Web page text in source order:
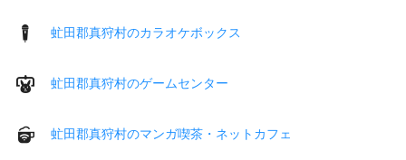
虻田郡真狩村のカラオケボックス
虻田郡真狩村のゲームセンター
虻田郡真狩村のマンガ喫茶・ネットカフェ